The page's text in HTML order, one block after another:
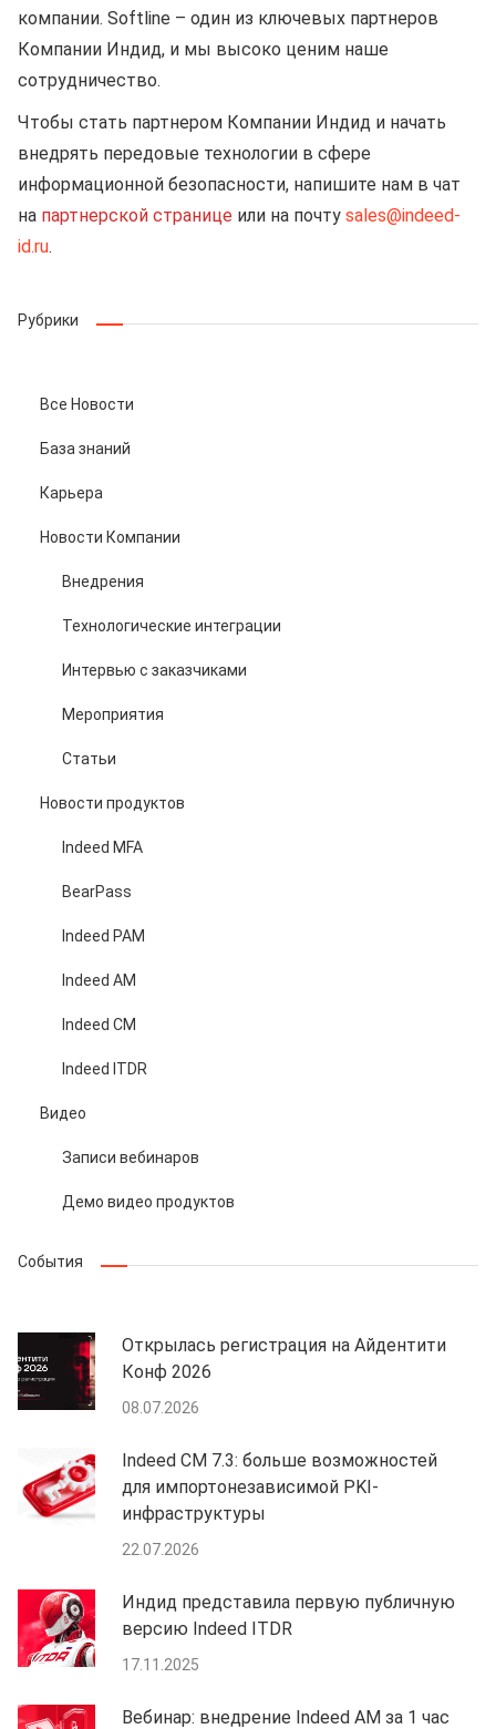
компании. Softline – один из ключевых партнеров
Компании Индид, и мы высоко ценим наше
сотрудничество.
Чтобы стать партнером Компании Индид и начать
внедрять передовые технологии в сфере
информационной безопасности, напишите нам в чат
на партнерской странице или на почту sales@indeed-
id.ru.
Рубрики
Все Новости
База знаний
Карьера
Новости Компании
Внедрения
Технологические интеграции
Интервью с заказчиками
Мероприятия
Статьи
Новости продуктов
Indeed MFA
BearPass
Indeed PAM
Indeed AM
Indeed CM
Indeed ITDR
Видео
Записи вебинаров
Демо видео продуктов
События
Открылась регистрация на Айдентити
Конф 2026
08.07.2026
Indeed CM 7.3: больше возможностей
для импортонезависимой PKI-
инфраструктуры
22.07.2026
Индид представила первую публичную
версию Indeed ITDR
17.11.2025
Вебинар: внедрение Indeed AM за 1 час